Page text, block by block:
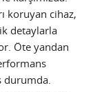
koruyan cihaz,
detaylarla
Öte yandan
durumda.